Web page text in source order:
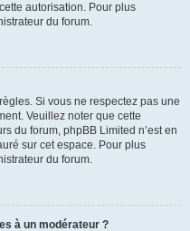
autorisation. Pour plus
du forum.
Si vous ne respectez pas une
Veuillez noter que cette
du forum, phpBB Limited n’est en
sur cet espace. Pour plus
du forum.
à un modérateur ?